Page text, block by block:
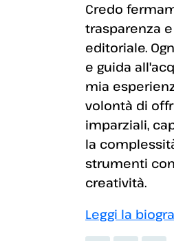
Credo
trasparenza
editoriale.
e guida
mia
volontà di
imparziali,
la
strumenti
creatività.
Leggi la